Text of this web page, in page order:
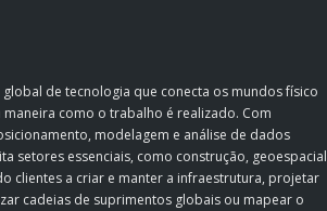
de tecnologia que conecta os mundos físico
como o trabalho é realizado. Com
modelagem e análise de dados
setores essenciais, como construção, geoespacial
clientes a criar e manter a infraestrutura, projetar
cadeias de suprimentos globais ou mapear o